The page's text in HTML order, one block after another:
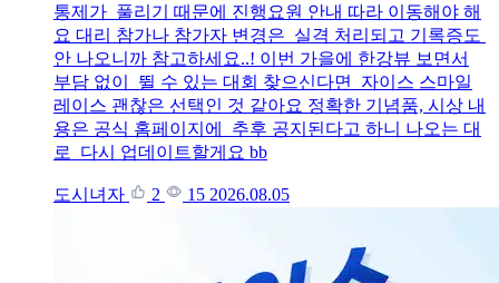
통제가 풀리기 때문에 진행요원 안내 따라 이동해야 해
요 대리 참가나 참가자 변경은 실격 처리되고 기록증도
안 나오니까 참고하세요..! 이번 가을에 한강뷰 보면서
부담 없이 뛸 수 있는 대회 찾으신다면 자이스 스마일
레이스 괜찮은 선택인 것 같아요 정확한 기념품, 시상 내
용은 공식 홈페이지에 추후 공지된다고 하니 나오는 대
로 다시 업데이트할게요 bb
도시녀자 2 15 2026.08.05